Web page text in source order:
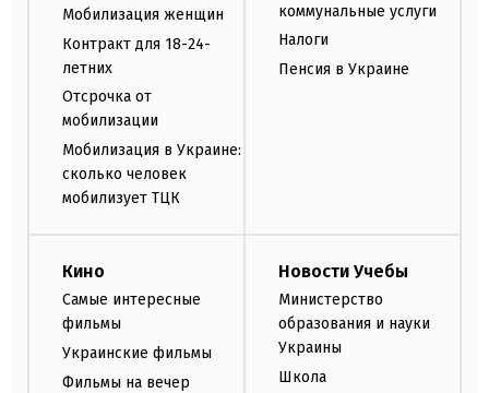
Мобилизация женщин
Контракт для 18-24-
летних
Отсрочка от
мобилизации
Мобилизация в Украине:
сколько человек
мобилизует ТЦК
коммунальные услуги
Налоги
Пенсия в Украине
Кино
Самые интересные
фильмы
Украинские фильмы
Фильмы на вечер
Новости Учебы
Министерство
образования и науки
Украины
Школа